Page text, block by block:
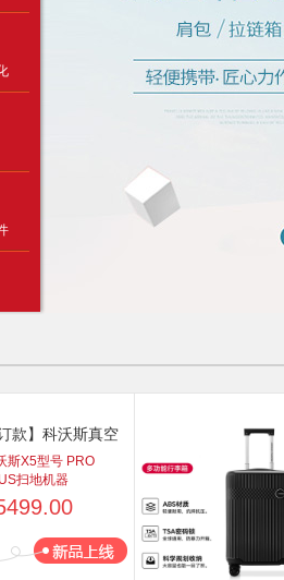
款】科沃斯真空
器（智能吸尘
DDX39 上下水版
生活 健康生活 家
斯X5型号 PRO
扫地机器